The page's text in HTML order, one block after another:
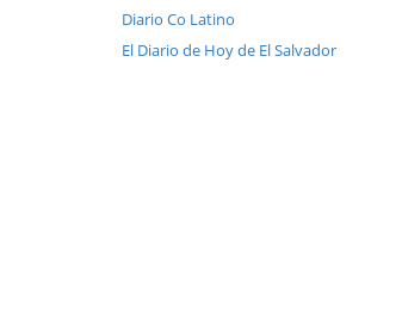
Diario Co Latino
El Diario de Hoy de El Salvador